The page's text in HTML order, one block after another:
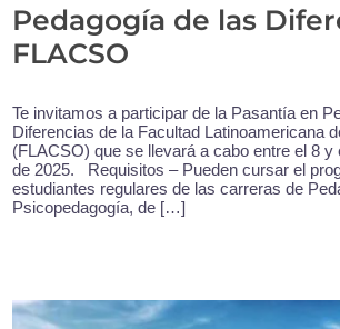
Pedagogía de las
FLACSO
Te invitamos a participar de la Pasantía en
Diferencias de la Facultad Latinoamericana
(FLACSO) que se llevará a cabo entre el 8 y
de 2025. Requisitos – Pueden cursar el
estudiantes regulares de las carreras de
Psicopedagogía, de […]